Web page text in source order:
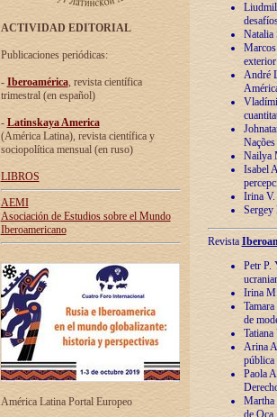
ACTIVIDAD EDITORIAL
Publicaciones periódicas:
- Iberoamérica, revista científica
trimestral (en español)
- Latinskaya America
(América Latina), revista científica y
sociopolítica mensual (en ruso)
LIBROS
AEMI
Asociación de Estudios sobre el Mundo
Iberoamericano
América Latina Portal Europeo
Natalia
André
Nailya
Isabel
Irina V.
Sergey
Revista
Petr P.
Irina
de
Arina
pública
Paola
Martha
de